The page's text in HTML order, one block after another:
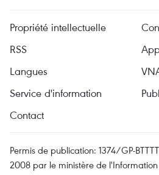
Propriété intellectuelle
RSS
Langues
Service d'information
Contact
Permis de publication: 1374/GP-
2008 par le ministère de